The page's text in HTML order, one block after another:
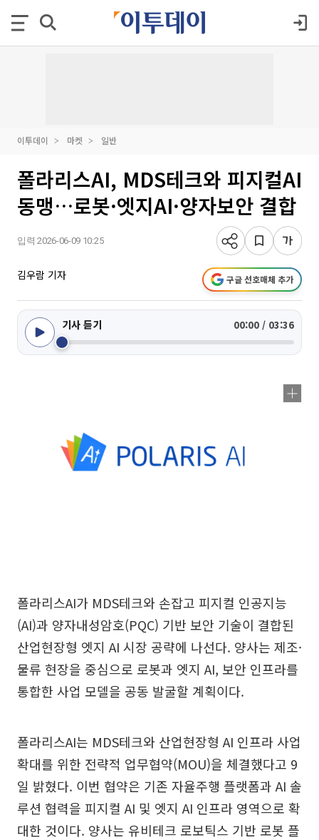
이투데이 마켓 일반
폴라리스AI, MDS테크와 피지컬AI
동맹…로봇·엣지AI·양자보안 결합
입력 2026-06-09 10:25
김우람 기자 구글 선호매체 추가
기사 듣기 00:00 / 03:36
폴라리스AI가 MDS테크와 손잡고 피지컬 인공지능
(AI)과 양자내성암호(PQC) 기반 보안 기술이 결합된
산업현장형 엣지 AI 시장 공략에 나선다. 양사는 제조·
물류 현장을 중심으로 로봇과 엣지 AI, 보안 인프라를
통합한 사업 모델을 공동 발굴할 계획이다.
폴라리스AI는 MDS테크와 산업현장형 AI 인프라 사업
확대를 위한 전략적 업무협약(MOU)을 체결했다고 9
일 밝혔다. 이번 협약은 기존 자율주행 플랫폼과 AI 솔
루션 협력을 피지컬 AI 및 엣지 AI 인프라 영역으로 확
대한 것이다. 양사는 유비테크 로보틱스 기반 로봇 플